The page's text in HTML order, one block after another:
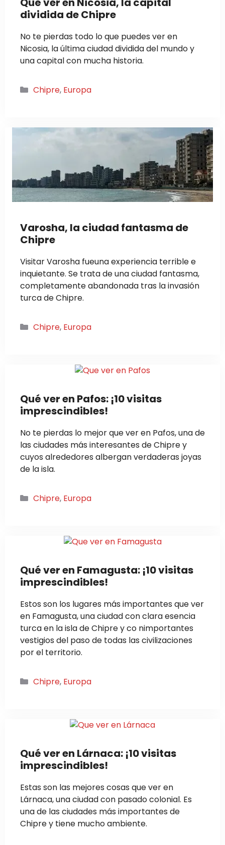
dividida de Chipre
No te pierdas todo lo que puedes ver en
Nicosia, la última ciudad dividida del mundo y
una capital con mucha historia.
Categorías
Chipre, Europa
Varosha, la ciudad fantasma de
Chipre
Visitar Varosha fueuna experiencia terrible e
inquietante. Se trata de una ciudad fantasma,
completamente abandonada tras la invasión
turca de Chipre.
Categorías
Chipre, Europa
Qué ver en Pafos: ¡10 visitas
imprescindibles!
No te pierdas lo mejor que ver en Pafos, una de
las ciudades más interesantes de Chipre y
cuyos alrededores albergan verdaderas joyas
de la isla.
Categorías
Chipre, Europa
Qué ver en Famagusta: ¡10 visitas
imprescindibles!
Estos son los lugares más importantes que ver
en Famagusta, una ciudad con clara esencia
turca en la isla de Chipre y co nimportantes
vestigios del paso de todas las civilizaciones
por el territorio.
Categorías
Chipre, Europa
Qué ver en Lárnaca: ¡10 visitas
imprescindibles!
Estas son las mejores cosas que ver en
Lárnaca, una ciudad con pasado colonial. Es
una de las ciudades más importantes de
Chipre y tiene mucho ambiente.